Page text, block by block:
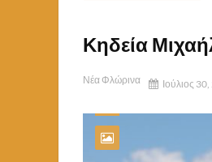
Κηδεία
Νέα Φλώρινα Ιούλιος